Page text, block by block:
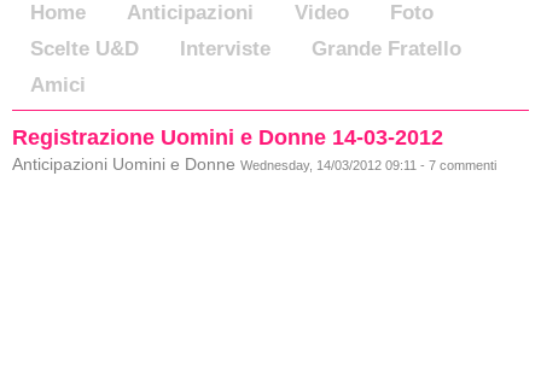
Home Anticipazioni Video
Foto
Scelte U&D
Interviste
Grande Fratello
Amici
Registrazione Uomini e Donne 14-03-2012
Anticipazioni Uomini e Donne Wednesday, 14/03/2012 09:11 - 7 commenti